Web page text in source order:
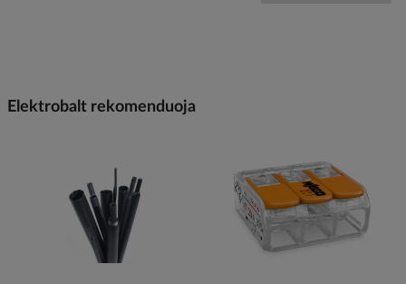
Elektrobalt rekomenduoja